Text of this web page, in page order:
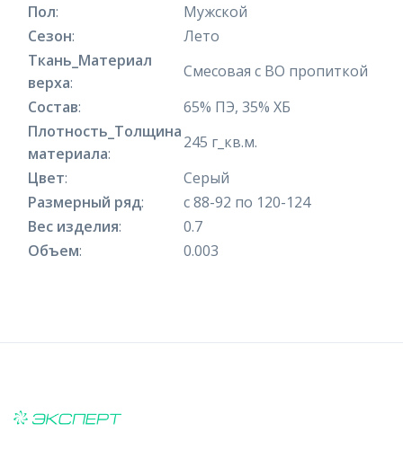
Пол:
Мужской
Сезон:
Лето
Ткань_Материал
верха:
Смесовая с ВО пропиткой
Состав:
65% ПЭ, 35% ХБ
Плотность_Толщина
материала:
245 г_кв.м.
Цвет:
Серый
Размерный ряд:
с 88-92 по 120-124
Вес изделия:
0.7
Объем: 0.003